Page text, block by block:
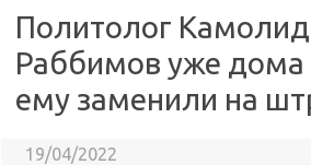
Политолог
Раббимов уже
ему заменили на
19/04/2022